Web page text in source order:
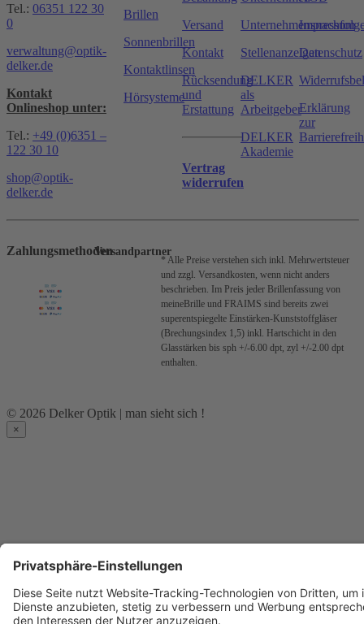
Tel.: 06351 122 30
0
verwaltung@optik-
delker.de
Kontakt
Onlineshop unter:
Tel.: +49 (0)6351 –
122 30 10
shop@optik-
delker.de
Brillen
Sonnenbrillen
Kontaktlinsen
Hörsysteme
Versand
Kontakt
Rücksendung
und
Erstattung
Vertrag
widerrufen
Stellenanzeigen
DELKER
als
Arbeitgeber
DELKER
Akademie
Impressum
Datenschutz
Erklärung
zur
ZahlungsmethodenVersandpartner
* Alle Preise verstehen sich inkl. Mehrwertsteuer
und zzgl. Versandkosten, wenn nicht anders
beschrieben. Im Preis jeder Brillenfassung von
meineBrille und FRAIMS sind bereits zwei
superentspiegelte Einstärken-Kunststoffgläser
(Brechungsindex 1,5) inkl. Hartschicht in den
Glasstärken bis sph +/-6.00 dpt, zyl +/-2.00 dpt
enthalten.
© 2026 Delker Optik | man sieht sich !
×